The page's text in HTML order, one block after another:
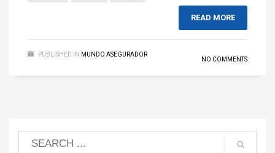
READ MORE
PUBLISHED IN MUNDO ASEGURADOR
NO COMMENTS